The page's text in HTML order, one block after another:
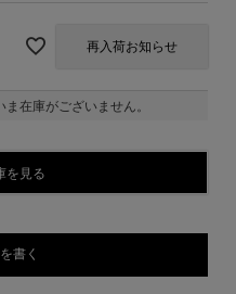
再入荷お知らせ
在庫がございません。
を見る
書く